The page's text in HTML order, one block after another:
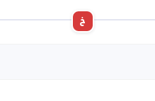
خ